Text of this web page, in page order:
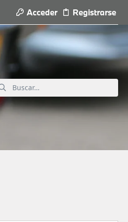
Acceder Registrarse